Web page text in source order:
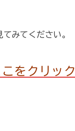
みてください。
をクリック